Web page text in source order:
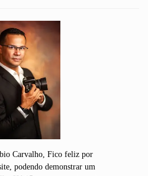
Carvalho, Fico feliz por
podendo demonstrar um